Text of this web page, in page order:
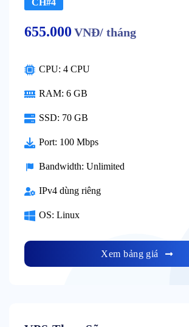
CH#4
655.000 VNĐ/ tháng
CPU: 4 CPU
RAM: 6 GB
SSD: 70 GB
Port: 100 Mbps
Bandwidth: Unlimited
IPv4 dùng riêng
OS: Linux
Xem bảng giá